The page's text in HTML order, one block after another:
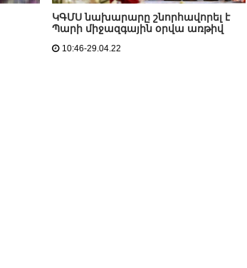
ԿԳՄՍ նախարարը շնորհավորել է
Պարի միջազգային օրվա առթիվ
10:46-29.04.22